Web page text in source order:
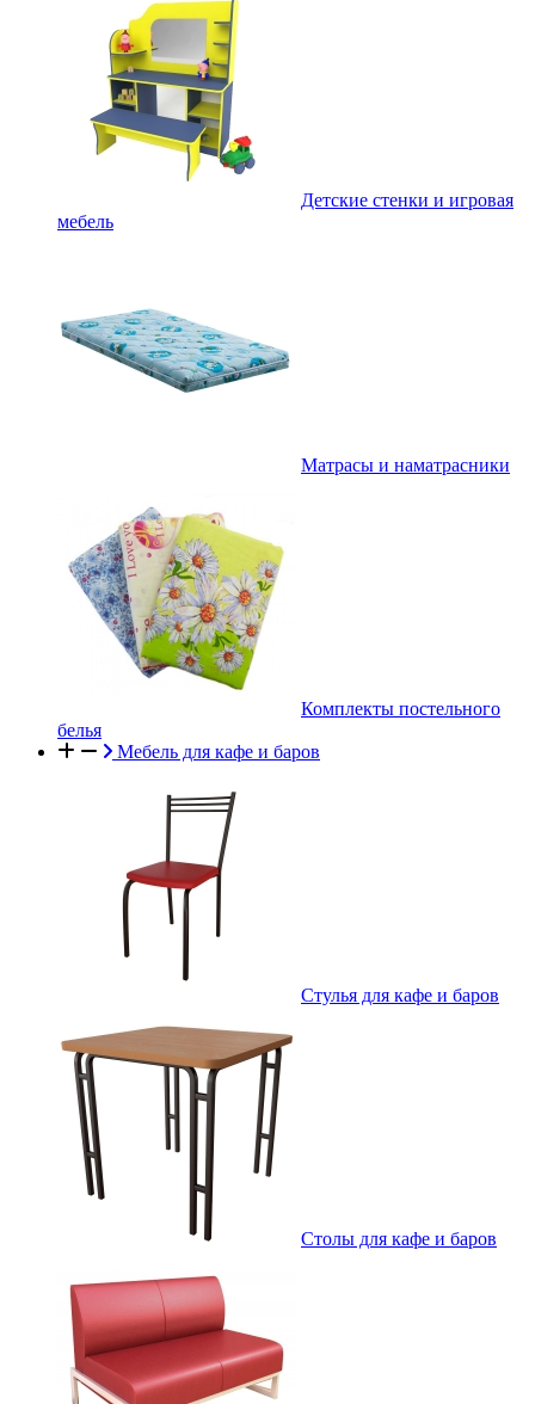
Детские стенки и игровая
мебель
Матрасы и наматрасники
Комплекты постельного
белья
Мебель для кафе и баров
Стулья для кафе и баров
Столы для кафе и баров